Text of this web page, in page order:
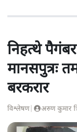
निहत्थे
मानसपुत्रः
बरकरार
विश्लेषण| अरुण कुमार